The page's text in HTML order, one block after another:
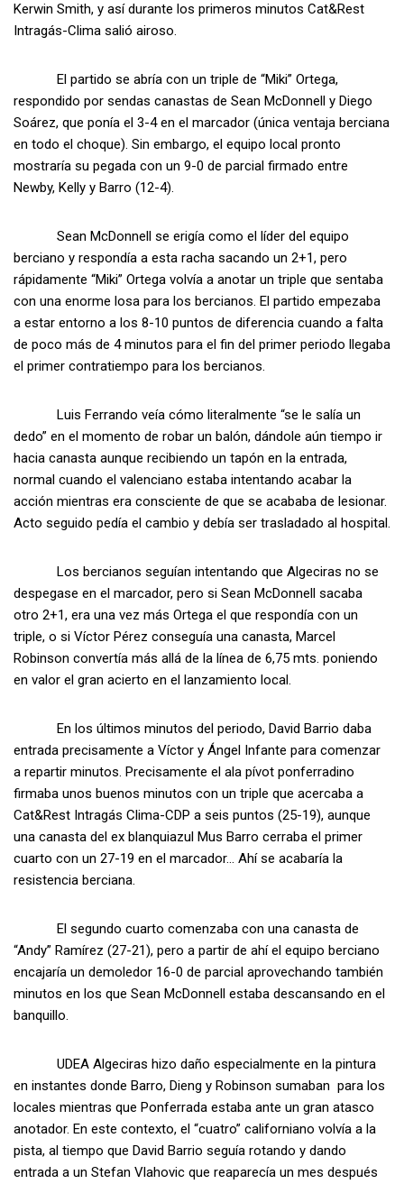
Kerwin Smith, y así durante los primeros minutos Cat&Rest
Intragás-Clima salió airoso.
El partido se abría con un triple de “Miki” Ortega,
respondido por sendas canastas de Sean McDonnell y Diego
Soárez, que ponía el 3-4 en el marcador (única ventaja berciana
en todo el choque). Sin embargo, el equipo local pronto
mostraría su pegada con un 9-0 de parcial firmado entre
Newby, Kelly y Barro (12-4).
Sean McDonnell se erigía como el líder del equipo
berciano y respondía a esta racha sacando un 2+1, pero
rápidamente “Miki” Ortega volvía a anotar un triple que sentaba
con una enorme losa para los bercianos. El partido empezaba
a estar entorno a los 8-10 puntos de diferencia cuando a falta
de poco más de 4 minutos para el fin del primer periodo llegaba
el primer contratiempo para los bercianos.
Luis Ferrando veía cómo literalmente “se le salía un
dedo” en el momento de robar un balón, dándole aún tiempo ir
hacia canasta aunque recibiendo un tapón en la entrada,
normal cuando el valenciano estaba intentando acabar la
acción mientras era consciente de que se acababa de lesionar.
Acto seguido pedía el cambio y debía ser trasladado al hospital.
Los bercianos seguían intentando que Algeciras no se
despegase en el marcador, pero si Sean McDonnell sacaba
otro 2+1, era una vez más Ortega el que respondía con un
triple, o si Víctor Pérez conseguía una canasta, Marcel
Robinson convertía más allá de la línea de 6,75 mts. poniendo
en valor el gran acierto en el lanzamiento local.
En los últimos minutos del periodo, David Barrio daba
entrada precisamente a Víctor y Ángel Infante para comenzar
a repartir minutos. Precisamente el ala pívot ponferradino
firmaba unos buenos minutos con un triple que acercaba a
Cat&Rest Intragás Clima-CDP a seis puntos (25-19), aunque
una canasta del ex blanquiazul Mus Barro cerraba el primer
cuarto con un 27-19 en el marcador… Ahí se acabaría la
resistencia berciana.
El segundo cuarto comenzaba con una canasta de
“Andy” Ramírez (27-21), pero a partir de ahí el equipo berciano
encajaría un demoledor 16-0 de parcial aprovechando también
minutos en los que Sean McDonnell estaba descansando en el
banquillo.
UDEA Algeciras hizo daño especialmente en la pintura
en instantes donde Barro, Dieng y Robinson sumaban para los
locales mientras que Ponferrada estaba ante un gran atasco
anotador. En este contexto, el “cuatro” californiano volvía a la
pista, al tiempo que David Barrio seguía rotando y dando
entrada a un Stefan Vlahovic que reaparecía un mes después